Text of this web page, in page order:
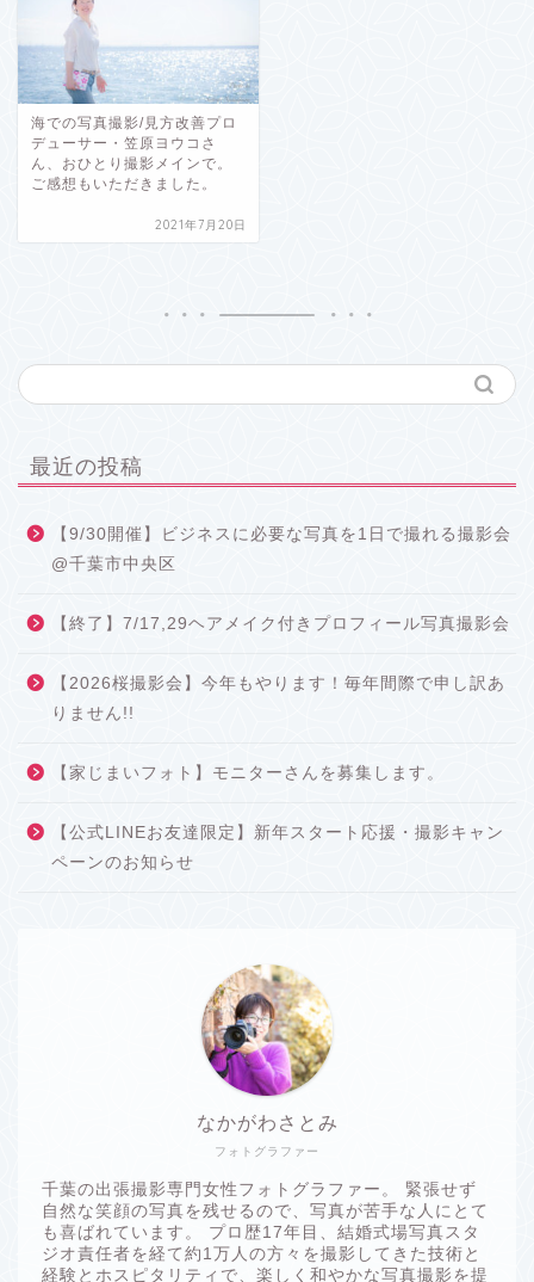
海での写真撮影/見方改善プロ
デューサー・笠原ヨウコさ
ん、おひとり撮影メインで。
ご感想もいただきました。
2021年7月20日
最近の投稿
【9/30開催】ビジネスに必要な写真を1日で撮れる撮影会
@千葉市中央区
【終了】7/17,29ヘアメイク付きプロフィール写真撮影会
【2026桜撮影会】今年もやります！毎年間際で申し訳あ
りません!!
【家じまいフォト】モニターさんを募集します。
【公式LINEお友達限定】新年スタート応援・撮影キャン
ペーンのお知らせ
フォトグラファー
なかがわさとみ
千葉の出張撮影専門女性フォトグラファー。 緊張せず
自然な笑顔の写真を残せるので、写真が苦手な人にとて
も喜ばれています。 プロ歴17年目、結婚式場写真スタ
ジオ責任者を経て約1万人の方々を撮影してきた技術と
経験とホスピタリティで、楽しく和やかな写真撮影を提